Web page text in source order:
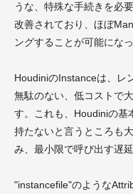
うな、特殊な手続きを必
改善されており、ほぼ
ングすることが可能にな
HoudiniのInstanceは、レ
無駄のない、低コストで
す。これも、Houdiniの基
持たないと言うところも
み、最小限で呼び出す遅
"instancefile"のような